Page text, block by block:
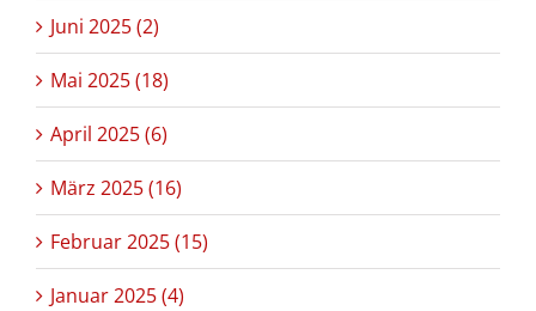
Juni 2025 (2)
Mai 2025 (18)
April 2025 (6)
März 2025 (16)
Februar 2025 (15)
Januar 2025 (4)